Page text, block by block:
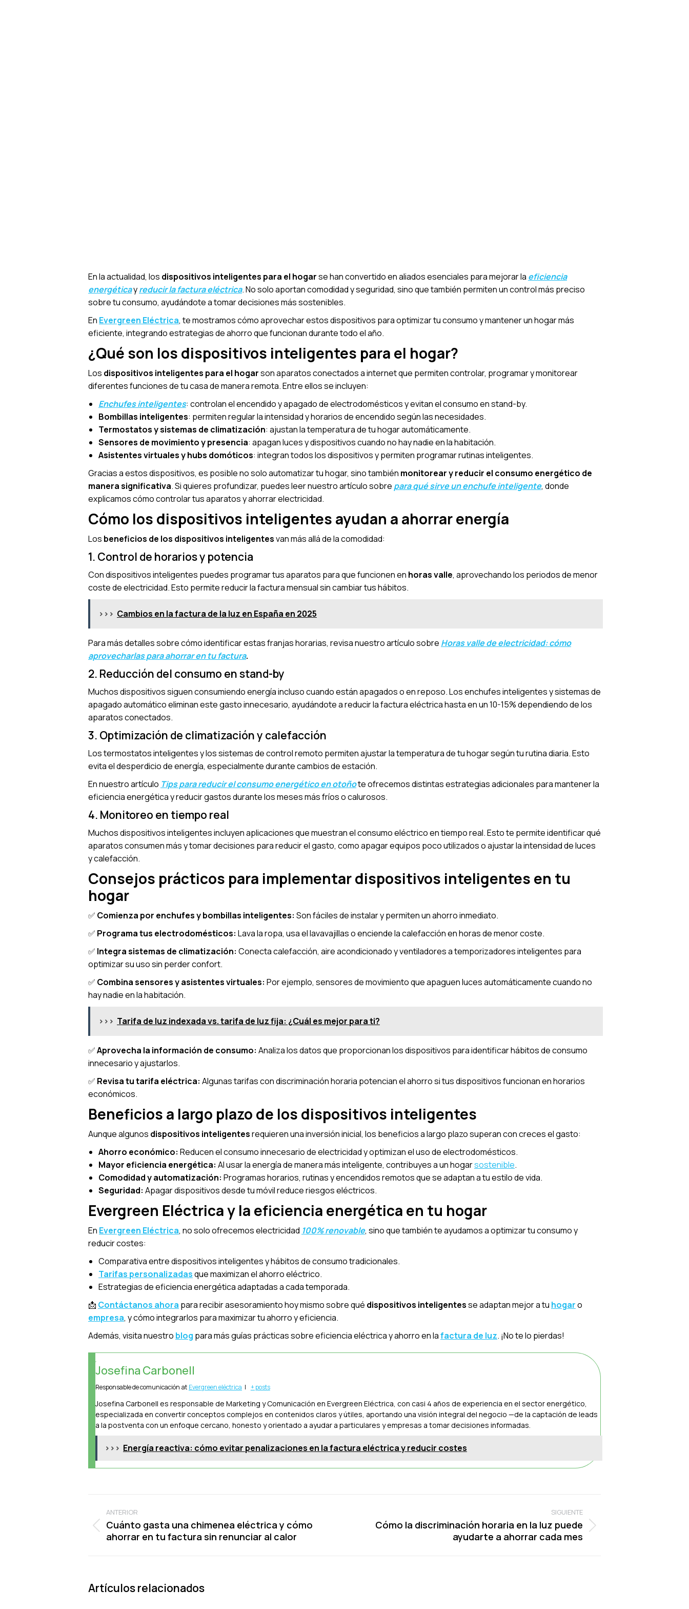
En la actualidad, los dispositivos inteligentes para el hogarse han convertido en aliados esenciales para mejorar la eficiencia
energéticayreducir la factura eléctrica. No solo aportan comodidad y seguridad, sino que también permiten un control más preciso
sobre tu consumo, ayudándote a tomar decisiones más sostenibles.
En Evergreen Eléctrica, te mostramos cómo aprovechar estos dispositivos para optimizar tu consumo y mantener un hogar más
eficiente, integrando estrategias de ahorro que funcionan durante todo el año.
¿Qué son los dispositivos inteligentes para el hogar?
Los dispositivos inteligentes para el hogarson aparatos conectados a internet que permiten controlar, programar y monitorear
diferentes funciones de tu casa de manera remota. Entre ellos se incluyen:
Enchufes inteligentes: controlan el encendido y apagado de electrodomésticos y evitan el consumo en stand-by.
Bombillas inteligentes: permiten regular la intensidad y horarios de encendido según las necesidades.
Termostatos y sistemas de climatización: ajustan la temperatura de tu hogar automáticamente.
Sensores de movimiento y presencia: apagan luces y dispositivos cuando no hay nadie en la habitación.
Asistentes virtuales y hubs domóticos: integran todos los dispositivos y permiten programar rutinas inteligentes.
Gracias a estos dispositivos, es posible no solo automatizar tu hogar, sino también monitorear y reducir el consumo energético de
manera significativa. Si quieres profundizar, puedes leer nuestro artículo sobre para qué sirve un enchufe inteligente, donde
explicamos cómo controlar tus aparatos y ahorrar electricidad.
Cómo los dispositivos inteligentes ayudan a ahorrar energía
Los beneficios de los dispositivos inteligentesvan más allá de la comodidad:
1. Control de horarios y potencia
Con dispositivos inteligentes puedes programar tus aparatos para que funcionen en horas valle, aprovechando los periodos de menor
coste de electricidad. Esto permite reducir la factura mensual sin cambiar tus hábitos.
>>> Cambios en la factura de la luz en España en 2025
Para más detalles sobre cómo identificar estas franjas horarias, revisa nuestro artículo sobre Horas valle de electricidad: cómo
aprovecharlas para ahorrar en tu factura.
2. Reducción del consumo en stand-by
Muchos dispositivos siguen consumiendo energía incluso cuando están apagados o en reposo. Los enchufes inteligentes y sistemas de
apagado automático eliminan este gasto innecesario, ayudándote a reducir la factura eléctrica hasta en un 10-15% dependiendo de los
aparatos conectados.
3. Optimización de climatización y calefacción
Los termostatos inteligentes y los sistemas de control remoto permiten ajustar la temperatura de tu hogar según tu rutina diaria. Esto
evita el desperdicio de energía, especialmente durante cambios de estación.
En nuestro artículo Tips para reducir el consumo energético en otoñote ofrecemos distintas estrategias adicionales para mantener la
eficiencia energética y reducir gastos durante los meses más fríos o calurosos.
4. Monitoreo en tiempo real
Muchos dispositivos inteligentes incluyen aplicaciones que muestran el consumo eléctrico en tiempo real. Esto te permite identificar qué
aparatos consumen más y tomar decisiones para reducir el gasto, como apagar equipos poco utilizados o ajustar la intensidad de luces
y calefacción.
Consejos prácticos para implementar dispositivos inteligentes en tu
hogar
✅ Comienza por enchufes y bombillas inteligentes: Son fáciles de instalar y permiten un ahorro inmediato.
✅ Programa tus electrodomésticos: Lava la ropa, usa el lavavajillas o enciende la calefacción en horas de menor coste.
✅ Integra sistemas de climatización: Conecta calefacción, aire acondicionado y ventiladores a temporizadores inteligentes para
optimizar su uso sin perder confort.
✅ Combina sensores y asistentes virtuales: Por ejemplo, sensores de movimiento que apaguen luces automáticamente cuando no
hay nadie en la habitación.
>>> Tarifa de luz indexada vs. tarifa de luz fija: ¿Cuál es mejor para ti?
✅Aprovecha la información de consumo: Analiza los datos que proporcionan los dispositivos para identificar hábitos de consumo
innecesario y ajustarlos.
✅ Revisa tu tarifa eléctrica: Algunas tarifas con discriminación horaria potencian el ahorro si tus dispositivos funcionan en horarios
económicos.
Beneficios a largo plazo de los dispositivos inteligentes
Aunque algunos dispositivos inteligentesrequieren una inversión inicial, los beneficios a largo plazo superan con creces el gasto:
Ahorro económico: Reducen el consumo innecesario de electricidad y optimizan el uso de electrodomésticos.
Mayor eficiencia energética: Al usar la energía de manera más inteligente, contribuyes a un hogarsostenible.
Comodidad y automatización: Programas horarios, rutinas y encendidos remotos que se adaptan a tu estilo de vida.
Seguridad: Apagar dispositivos desde tu móvil reduce riesgos eléctricos.
Evergreen Eléctrica y la eficiencia energética en tu hogar
En Evergreen Eléctrica, no solo ofrecemos electricidad 100% renovable, sino que también te ayudamos a optimizar tu consumo y
reducir costes:
Comparativa entre dispositivos inteligentes y hábitos de consumo tradicionales.
Tarifas personalizadasque maximizan el ahorro eléctrico.
Estrategias de eficiencia energética adaptadas a cada temporada.
📩 Contáctanos ahora para recibir asesoramiento hoy mismo sobre qué dispositivos inteligentesse adaptan mejor a tu hogaro
empresa, y cómo integrarlos para maximizar tu ahorro y eficiencia.
Además, visita nuestro blog para más guías prácticas sobre eficiencia eléctrica y ahorro en lafactura de luz. ¡No te lo pierdas!
Josefina Carbonell
Responsable de comunicación at Evergreen eléctrica | + posts
Josefina Carbonell es responsable de Marketing y Comunicación en Evergreen Eléctrica, con casi 4 años de experiencia en el sector energético,
especializada en convertir conceptos complejos en contenidos claros y útiles, aportando una visión integral del negocio —de la captación de leads
a la postventa con un enfoque cercano, honesto y orientado a ayudar a particulares y empresas a tomar decisiones informadas.
>>> Energía reactiva: cómo evitar penalizaciones en la factura eléctrica y reducir costes
entre
publicaciones
ANTERIOR
Publicación
anterior:
Cuánto gasta una chimenea eléctrica y cómo
ahorrar en tu factura sin renunciar al calor
SIGUIENTE
Publicación
Cómo la discriminación horaria en la luz puede
ayudarte a ahorrar cada mes
Artículos relacionados